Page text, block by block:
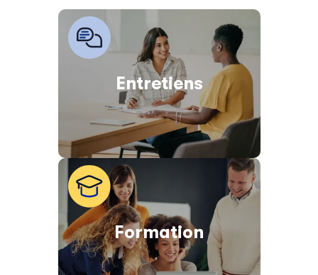
Entretiens
Formation